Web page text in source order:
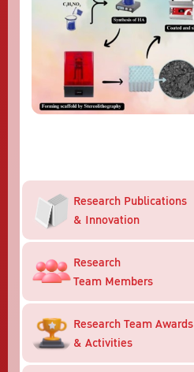
Research Publications
& Innovation
Research
Team Members
Research Team Awards
& Activities